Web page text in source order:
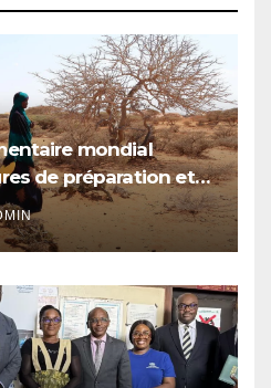
mondial
de préparation et
menace d’El Niño,
des dizaines de